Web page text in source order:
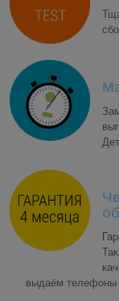
выдаём телефоны